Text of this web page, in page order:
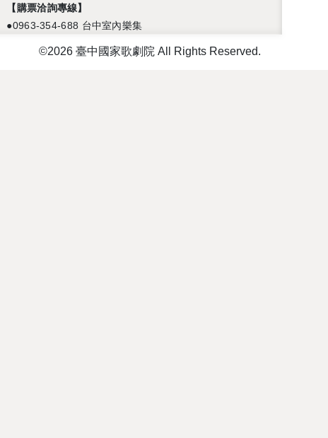
【購票洽詢專線】
●0963-354-688 台中室內樂集
注意事項©2026 臺中國家歌劇院 All Rights Reserved.